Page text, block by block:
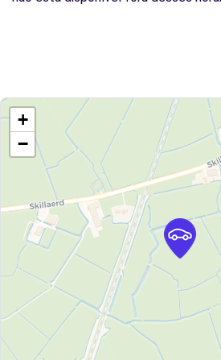
+
−